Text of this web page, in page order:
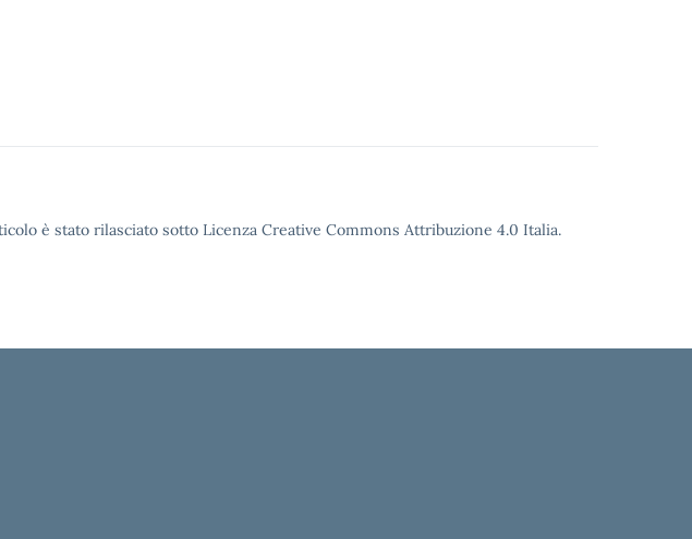
è stato rilasciato sotto Licenza Creative Commons Attribuzione 4.0 Italia.